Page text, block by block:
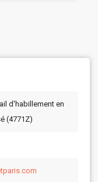
d'habillement en
(4771Z)